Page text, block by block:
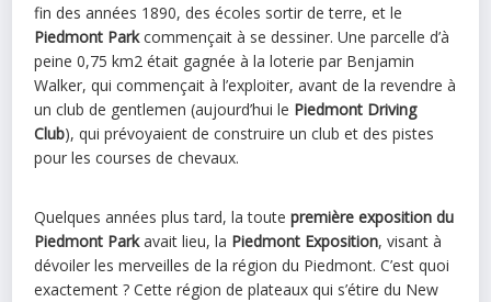
fin des années 1890, des écoles sortir de terre, et le
Piedmont Parkcommençait à se dessiner. Une parcelle d’à
peine 0,75 km2 était gagnée à la loterie par Benjamin
Walker, qui commençait à l’exploiter, avant de la revendre à
un club de gentlemen (aujourd’hui le Piedmont Driving
Club), qui prévoyaient de construire un club et des pistes
pour les courses de chevaux.
Quelques années plus tard, la toutepremière exposition du
Piedmont Parkavait lieu, la Piedmont Exposition, visant à
dévoiler les merveilles de la région du Piedmont. C’est quoi
exactement ? Cette région de plateaux qui s’étire du New